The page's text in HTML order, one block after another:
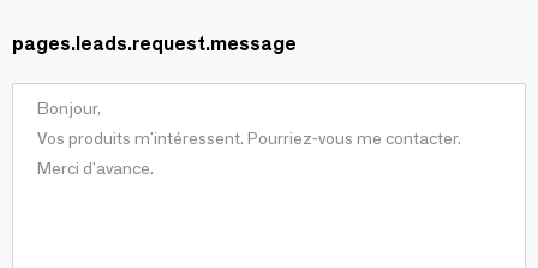
pages.leads.request.message